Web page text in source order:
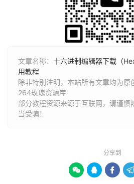
文章名称： 十六进制编辑器下载（
用教程
除非特别注明，本站所有文章均为原
264玫瑰资源库
部分教程资源来源于互联网，请谨慎
当受骗！
分享到
   